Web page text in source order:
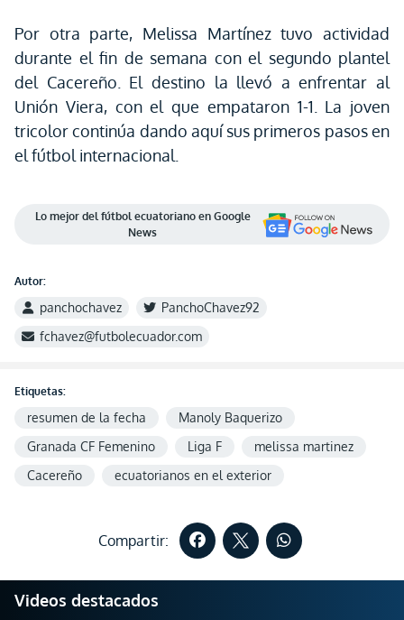
Por otra parte, Melissa Martínez tuvo actividad
durante el fin de semana con el segundo plantel
del Cacereño. El destino la llevó a enfrentar al
Unión Viera, con el que empataron 1-1. La joven
tricolor continúa dando aquí sus primeros pasos en
el fútbol internacional.
Lo mejor del fútbol ecuatoriano en Google
News
Autor:
panchochavez
PanchoChavez92
fchavez@futbolecuador.com
Etiquetas:
resumen de la fecha
Manoly Baquerizo
Granada CF Femenino
Liga F
melissa martinez
Cacereño
ecuatorianos en el exterior
Compartir:
Videos destacados